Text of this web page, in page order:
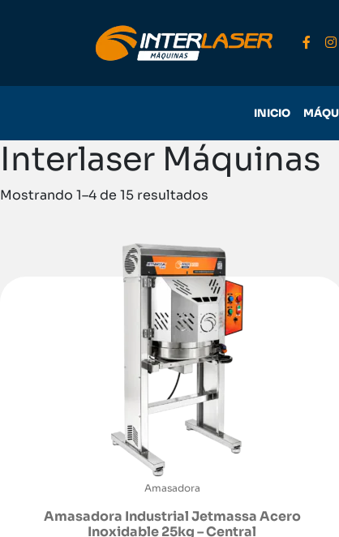
INICIO
Interlaser Máquinas
Mostrando 1–4 de 15 resultados
Amasadora
Amasadora Industrial Jetmassa Acero
Inoxidable 25kg – Central